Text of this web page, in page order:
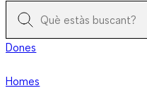
Dones
Homes